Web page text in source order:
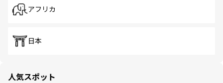
アフリカ
日本
人気スポット